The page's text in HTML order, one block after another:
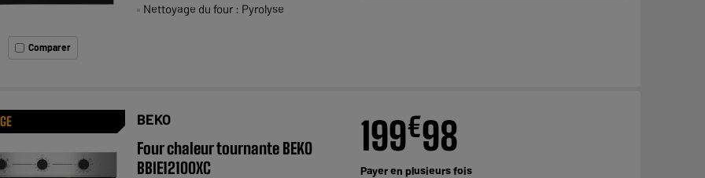
Comparer
Nettoyage du four : Pyrolyse
BEKO
Four chaleur tournante BEKO
BBIE12100XC
199€98
Payer en plusieurs fois